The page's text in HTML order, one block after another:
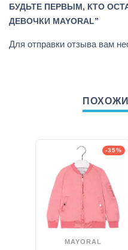
БУДЬТЕ ПЕРВЫМ, КТО
ДЕВОЧКИ MAYORAL”
Для отправки отзыва вам
-35%
MAYORAL